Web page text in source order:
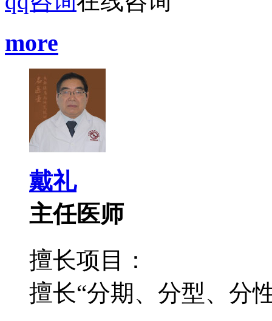
more
戴礼
主任医师
擅长项目：
擅长“分期、分型、分